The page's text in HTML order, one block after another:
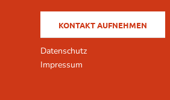
KONTAKT AUFNEHMEN
Datenschutz
Impressum